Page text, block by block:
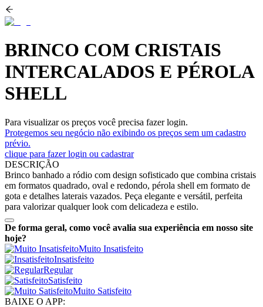
BRINCO COM CRISTAIS
INTERCALADOS E PÉROLA
SHELL
Para visualizar os preços você precisa fazer login.
Protegemos seu negócio não exibindo os preços sem um cadastro
prévio.
clique para fazer login ou cadastrar
DESCRIÇÃO
Brinco banhado a ródio com design sofisticado que combina cristais
em formatos quadrado, oval e redondo, pérola shell em formato de
gota e detalhes laterais vazados. Peça elegante e versátil, perfeita
para valorizar qualquer look com delicadeza e estilo.
De forma geral, como você avalia sua experiência em nosso site
hoje?
Muito Insatisfeito
Insatisfeito
Regular
Satisfeito
Muito Satisfeito
BAIXE O APP: